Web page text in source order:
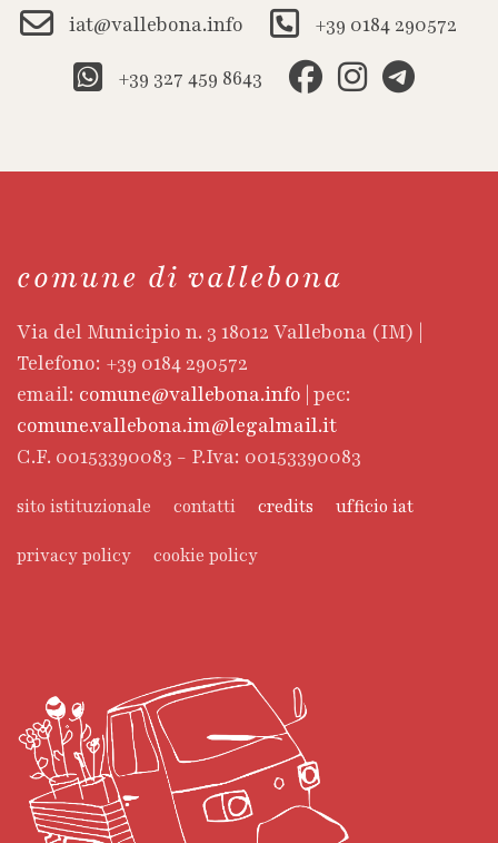
iat@vallebona.info
+39 0184 290572
+39 327 459 8643
comune di vallebona
Via del Municipio n. 3 18012 Vallebona (IM) |
Telefono: +39 0184 290572
email: comune@vallebona.info | pec:
comune.vallebona.im@legalmail.it
C.F. 00153390083 - P.Iva: 00153390083
sito istituzionale contatti credits ufficio iat
privacy policy cookie policy